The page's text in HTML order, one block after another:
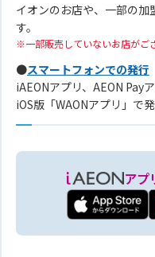
イオンのお店や、一部の加
す。
一部販売していないお店がご
●スマートフォンでの発行
iAEONアプリ、AEON Payア
iOS版「WAONアプリ」で
アプ